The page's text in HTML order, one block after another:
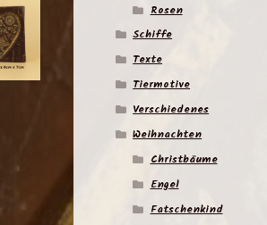
Rosen
Schiffe
Texte
Tiermotive
Verschiedenes
Weihnachten
Christbäume
Engel
Fatschenkind